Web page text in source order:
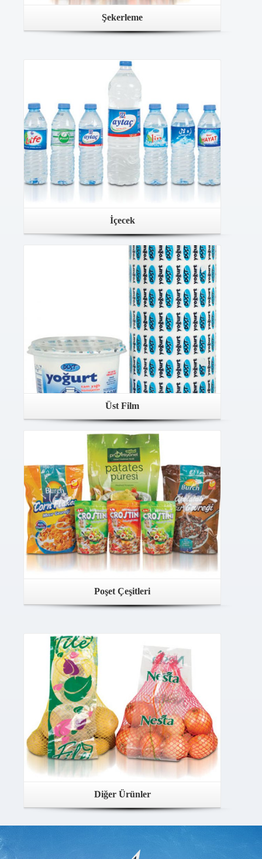
Şekerleme
İçecek
Üst Film
Poşet Çeşitleri
Diğer Ürünler